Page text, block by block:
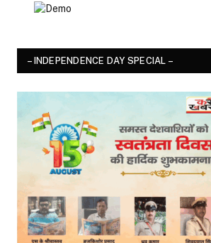
– INDEPENDENCE DAY SPECIAL –